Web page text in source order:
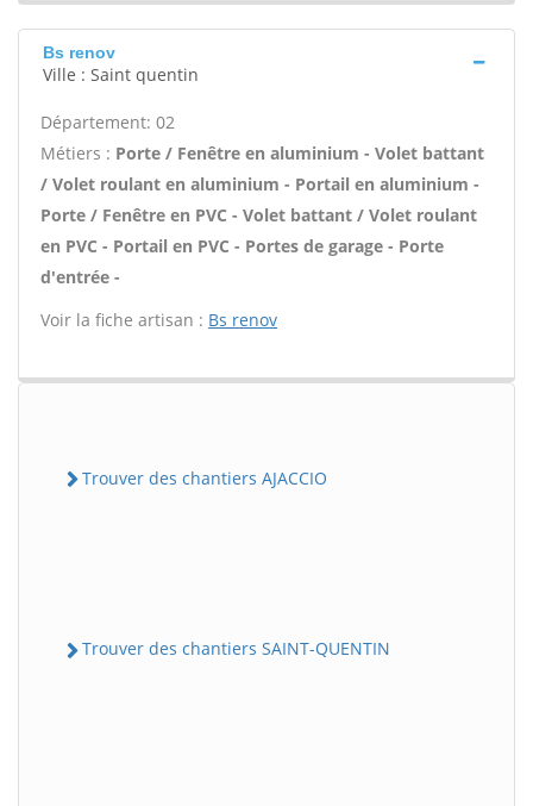
Bs renov
Ville : Saint quentin
Département: 02
Métiers : Porte / Fenêtre en aluminium - Volet battant
/ Volet roulant en aluminium - Portail en aluminium -
Porte / Fenêtre en PVC - Volet battant / Volet roulant
en PVC - Portail en PVC - Portes de garage - Porte
d'entrée -
Voir la fiche artisan : Bs renov
Trouver des chantiers AJACCIO
Trouver des chantiers SAINT-QUENTIN